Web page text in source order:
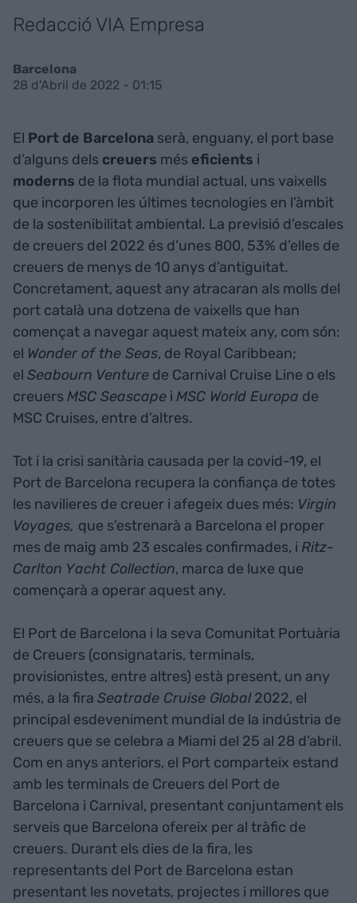
Redacció VIA Empresa
Barcelona
28 d'Abril de 2022 - 01:15
El Port de Barcelona serà, enguany, el port base
d’alguns dels creuers més eficients i
moderns de la flota mundial actual, uns vaixells
que incorporen les últimes tecnologies en l’àmbit
de la sostenibilitat ambiental. La previsió d’escales
de creuers del 2022 és d’unes 800, 53% d’elles de
creuers de menys de 10 anys d’antiguitat.
Concretament, aquest any atracaran als molls del
port català una dotzena de vaixells que han
començat a navegar aquest mateix any, com són:
el Wonder of the Seas, de Royal Caribbean;
el Seabourn Venture de Carnival Cruise Line o els
creuersMSC Seascape i MSC World Europa de
MSC Cruises, entre d’altres.
Tot i la crisi sanitària causada per la covid-19, el
Port de Barcelona recupera la confiança de totes
les navilieres de creuer i afegeix dues més: Virgin
Voyages, que s’estrenarà a Barcelona el proper
mes de maig amb 23 escales confirmades, i Ritz-
Carlton Yacht Collection, marca de luxe que
començarà a operar aquest any.
El Port de Barcelona i la seva Comunitat Portuària
de Creuers (consignataris, terminals,
provisionistes, entre altres) està present, un any
més, a la fira Seatrade Cruise Global 2022, el
principal esdeveniment mundial de la indústria de
creuers que se celebra a Miami del 25 al 28 d’abril.
Com en anys anteriors, el Port comparteix estand
amb les terminals de Creuers del Port de
Barcelona i Carnival, presentant conjuntament els
serveis que Barcelona ofereix per al tràfic de
creuers. Durant els dies de la fira, les
representants del Port de Barcelona estan
presentant les novetats, projectes i millores que